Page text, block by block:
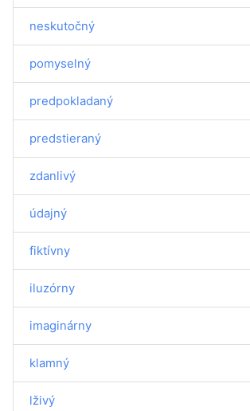
neskutočný
pomyselný
predpokladaný
predstieraný
zdanlivý
údajný
fiktívny
iluzórny
imaginárny
klamný
lživý